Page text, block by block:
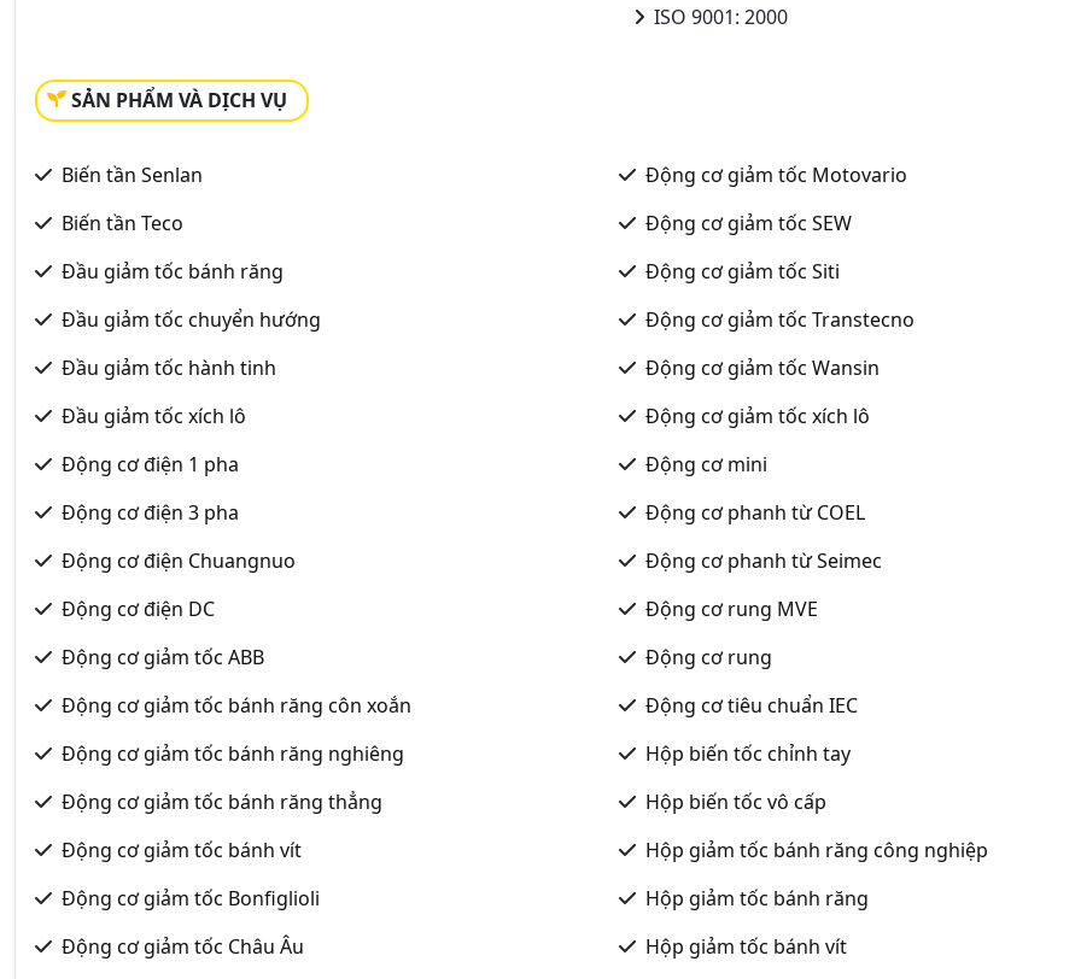
ISO 9001: 2000
SẢN PHẨM VÀ DỊCH VỤ
Biến tần Senlan
Biến tần Teco
Đầu giảm tốc bánh răng
Đầu giảm tốc chuyển hướng
Đầu giảm tốc hành tinh
Đầu giảm tốc xích lô
Động cơ điện 1 pha
Động cơ điện 3 pha
Động cơ điện Chuangnuo
Động cơ điện DC
Động cơ giảm tốc ABB
Động cơ giảm tốc bánh răng côn xoắn
Động cơ giảm tốc bánh răng nghiêng
Động cơ giảm tốc bánh răng thẳng
Động cơ giảm tốc bánh vít
Động cơ giảm tốc Bonfiglioli
Động cơ giảm tốc Châu Âu
Động cơ giảm tốc Motovario
Động cơ giảm tốc SEW
Động cơ giảm tốc Siti
Động cơ giảm tốc Transtecno
Động cơ giảm tốc Wansin
Động cơ giảm tốc xích lô
Động cơ mini
Động cơ phanh từ COEL
Động cơ phanh từ Seimec
Động cơ rung MVE
Động cơ rung
Động cơ tiêu chuẩn IEC
Hộp biến tốc chỉnh tay
Hộp biến tốc vô cấp
Hộp giảm tốc bánh răng công nghiệp
Hộp giảm tốc bánh răng
Hộp giảm tốc bánh vít